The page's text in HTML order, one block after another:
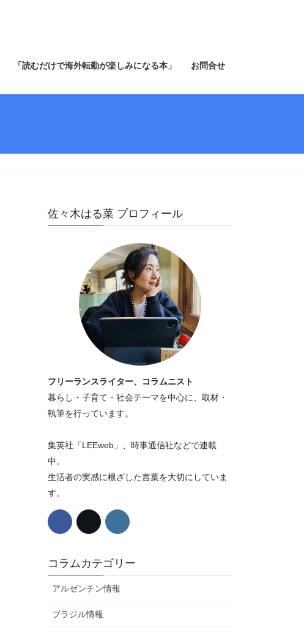
「読むだけで海外転勤が楽しみになる本」 お問合せ
佐々木はる菜 プロフィール
フリーランスライター、コラムニスト
暮らし・子育て・社会テーマを中心に、取材・
執筆を行っています。
集英社「LEEweb」、時事通信社などで連載
中。
生活者の実感に根ざした言葉を大切にしていま
す。
コラムカテゴリー
アルゼンチン情報
ブラジル情報